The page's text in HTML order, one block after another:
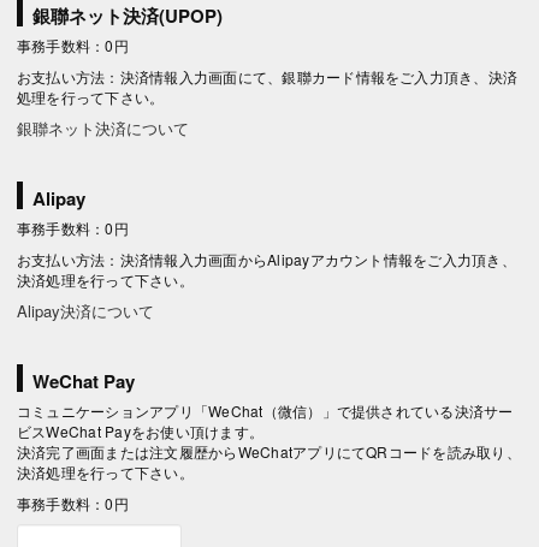
銀聯ネット決済(UPOP)
事務手数料：0円
お支払い方法：決済情報入力画面にて、銀聯カード情報をご入力頂き、決済
処理を行って下さい。
銀聯ネット決済について
Alipay
事務手数料：0円
お支払い方法：決済情報入力画面からAlipayアカウント情報をご入力頂き、
決済処理を行って下さい。
Alipay決済について
WeChat Pay
コミュニケーションアプリ「WeChat（微信）」で提供されている決済サー
ビスWeChat Payをお使い頂けます。
決済完了画面または注文履歴からWeChatアプリにてQRコードを読み取り、
決済処理を行って下さい。
事務手数料：0円